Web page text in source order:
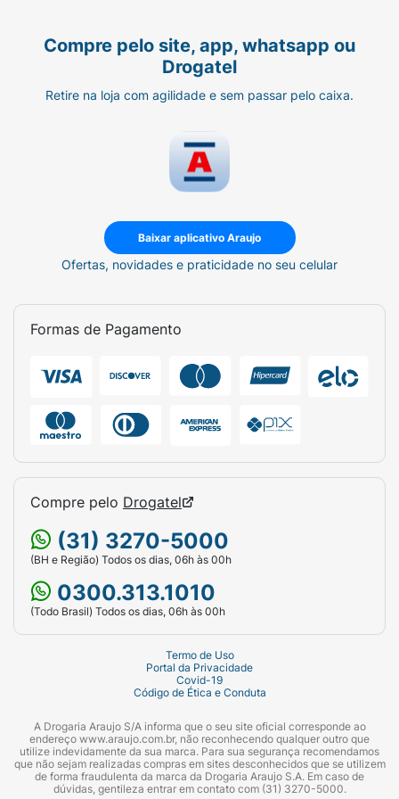
Compre pelo site, app, whatsapp ou
Drogatel
Retire na loja com agilidade e sem passar pelo caixa.
Baixar aplicativo Araujo
Ofertas, novidades e praticidade no seu celular
Formas de Pagamento
Compre pelo Drogatel
(31) 3270-5000
(BH e Região) Todos os dias, 06h às 00h
0300.313.1010
(Todo Brasil) Todos os dias, 06h às 00h
Termo de Uso
Portal da Privacidade
Covid-19
Código de Ética e Conduta
A Drogaria Araujo S/A informa que o seu site oficial corresponde ao
endereço www.araujo.com.br, não reconhecendo qualquer outro que
utilize indevidamente da sua marca. Para sua segurança recomendamos
que não sejam realizadas compras em sites desconhecidos que se utilizem
de forma fraudulenta da marca da Drogaria Araujo S.A. Em caso de
dúvidas, gentileza entrar em contato com (31) 3270-5000.